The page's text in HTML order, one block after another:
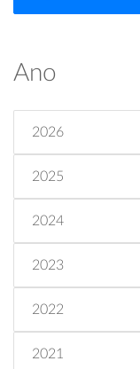
Ano
2026
2025
2024
2023
2022
2021